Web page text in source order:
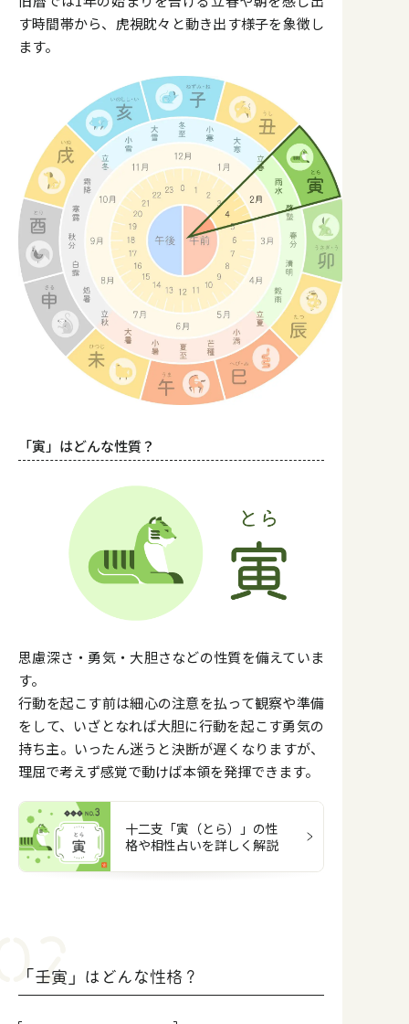
す時間帯から、虎視眈々と動き出す様子を象徴し
ます。
「寅」はどんな性質？
思慮深さ・勇気・大胆さなどの性質を備えていま
す。
行動を起こす前は細心の注意を払って観察や準備
をして、いざとなれば大胆に行動を起こす勇気の
持ち主。いったん迷うと決断が遅くなりますが、
理屈で考えず感覚で動けば本領を発揮できます。
十二支「寅（とら）」の性
格や相性占いを詳しく解説
「壬寅」はどんな性格？